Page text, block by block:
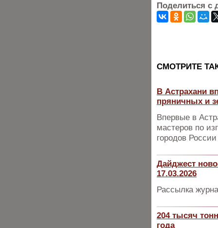
Поделиться с
CМОТРИТЕ
В Астрахани
пряничных и
Впервые в
мастеров по
городов России
Дайджест
17.03.2026
Рассылка
204 тысяч
года